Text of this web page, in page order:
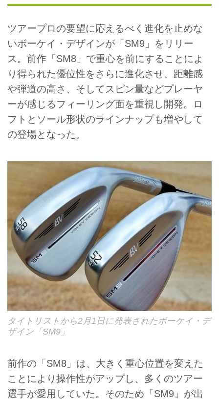
ツアープロの要望に応えるべく進化を止めな
いボーケイ・デザインが「SM9」をリリー
ス。前作「SM8」で重心を前にすることによ
り得られた優位性をさらに進化させ、距離感
や弾道の高さ、そしてスピン量などプレーヤ
ーが感じるフィーリング面を重視し開発。ロ
フトとソール形状のラインナップも増やして
の登場となった。
タイトリストから2月1日に発表されたボーケイ・デ
ザイン「SM9」
前作の「SM8」は、大きく重心位置を変えた
ことにより操作性がアップし、多くのツアー
選手が愛用していた。そのため「SM9」が出